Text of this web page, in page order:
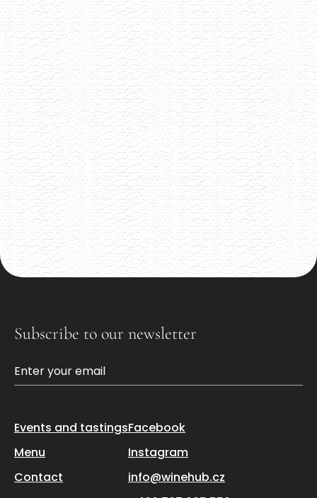
Akce již proběhla
Akce již proběhla
Vinařství Ilias
8.6.2026
Malé rodinné vynařství z Pavlova
Subscribe to our newsletter
Events and tastings
Menu
Contact
Facebook
Instagram
info@winehub.cz